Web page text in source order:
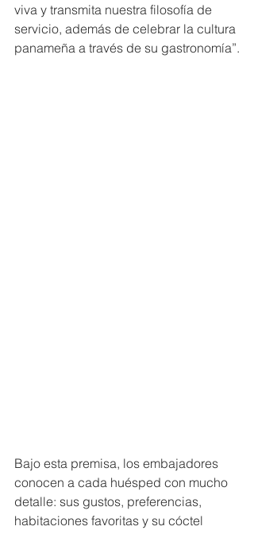
viva y transmita nuestra filosofía de
servicio, además de celebrar la cultura
panameña a través de su gastronomía”.
Bajo esta premisa, los embajadores
conocen a cada huésped con mucho
detalle: sus gustos, preferencias,
habitaciones favoritas y su cóctel